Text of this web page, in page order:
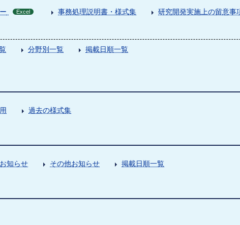
Excel 事務処理説明書・様式集 研究開発実施上の留意事
分野別一覧 掲載日順一覧
過去の様式集
知らせ その他お知らせ 掲載日順一覧